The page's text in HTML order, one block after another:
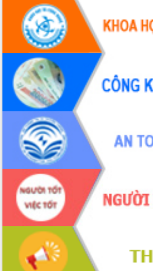
Hội thảo khoa học “Giải pháp thúc đẩy
phát triển nền kinh tế xanh tại tỉnh
Đắk Lắk”
Tăng cường giám sát, đôn đốc thực
hiện nhiệm vụ quản lý tài sản công
hàng tuần
Tháo gỡ những vướng mắc, đẩy mạnh
công tác cải cách thủ tục hành chính
tại Trung tâm Phục vụ hành chính
công tỉnh
Đắk Lắk: Tôn vinh 46 giải pháp tại Hội
thi Sáng tạo Kỹ thuật 2024 - 2025
Đắk Lắk rà soát, điều chỉnh Đề án 190
về phát triển nuôi trồng thủy sản
Phó Chủ tịch UBND tỉnh Đắk Lắk
Trương Công Thái kiểm tra thực địa
Dự án cao tốc Khánh Hòa - Buôn Ma
Định vị cà phê Việt Nam như một “di
sản sống” trong dòng chảy toàn cầu